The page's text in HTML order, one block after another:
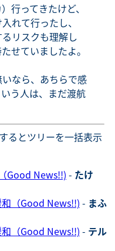
行ってきたけど、
れて行ったし、
リスクも理解し
せていましたよ。
なら、あちらで感
う人は、まだ渡航
るとツリーを一括表示
Good News!!) - たけ
（Good News!!) - まふ
（Good News!!) - テル